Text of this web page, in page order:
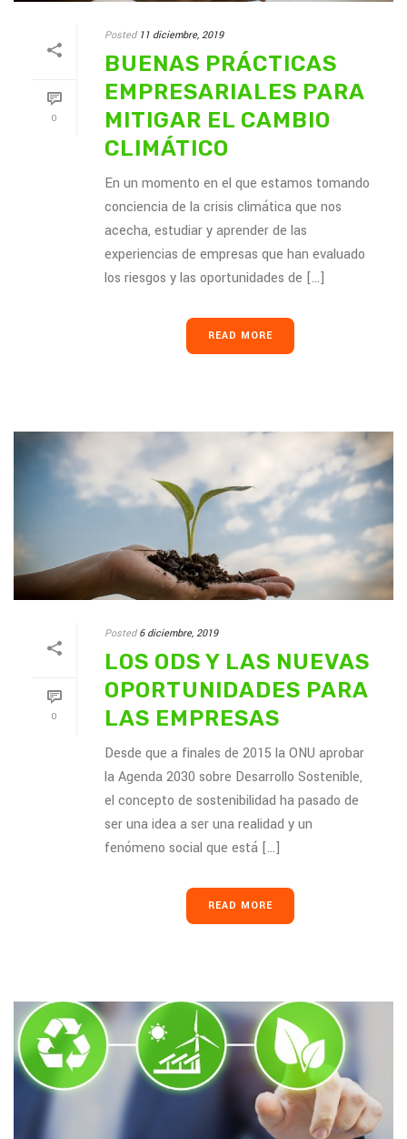
0
Posted 11 diciembre, 2019
BUENAS PRÁCTICAS
EMPRESARIALES PARA
MITIGAR EL CAMBIO
CLIMÁTICO
En un momento en el que estamos tomando
conciencia de la crisis climática que nos
acecha, estudiar y aprender de las
experiencias de empresas que han evaluado
los riesgos y las oportunidades de [...]
READ MORE
0
Posted 6 diciembre, 2019
LOS ODS Y LAS NUEVAS
OPORTUNIDADES PARA
LAS EMPRESAS
Desde que a finales de 2015 la ONU aprobar
la Agenda 2030 sobre Desarrollo Sostenible,
el concepto de sostenibilidad ha pasado de
ser una idea a ser una realidad y un
fenómeno social que está [...]
READ MORE